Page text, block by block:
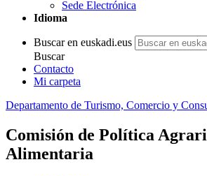
Sede Electrónica
Idioma
Buscar en euskadi.eus
Buscar
Contacto
Mi carpeta
Departamento de Turismo, Comercio y
Comisión de Política
Alimentaria